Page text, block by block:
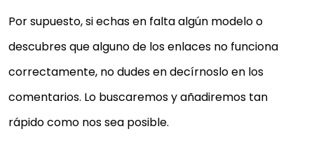
Por supuesto, si echas en falta algún modelo o
descubres que alguno de los enlaces no funciona
correctamente, no dudes en decírnoslo en los
comentarios. Lo buscaremos y añadiremos tan
rápido como nos sea posible.